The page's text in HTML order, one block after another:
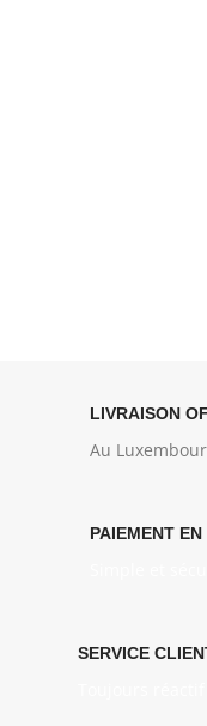
LIVRAISON
Au
PAIEMENT
SERVICE